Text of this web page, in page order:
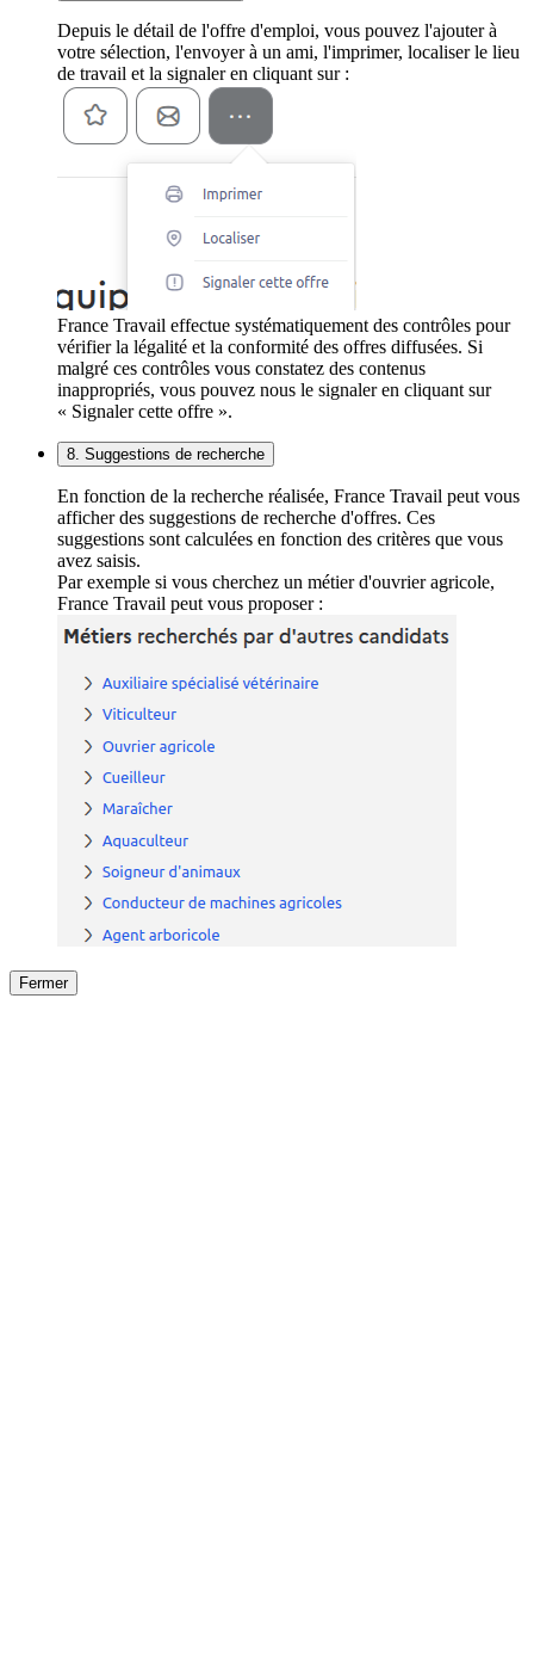
Depuis le détail de l'offre d'emploi, vous pouvez l'ajouter à
votre sélection, l'envoyer à un ami, l'imprimer, localiser le lieu
de travail et la signaler en cliquant sur :
France Travail effectue systématiquement des contrôles pour
vérifier la légalité et la conformité des offres diffusées. Si
malgré ces contrôles vous constatez des contenus
inappropriés, vous pouvez nous le signaler en cliquant sur
« Signaler cette offre ».
8. Suggestions de recherche
En fonction de la recherche réalisée, France Travail peut vous
afficher des suggestions de recherche d'offres. Ces
suggestions sont calculées en fonction des critères que vous
avez saisis.
Par exemple si vous cherchez un métier d'ouvrier agricole,
France Travail peut vous proposer :
Fermer